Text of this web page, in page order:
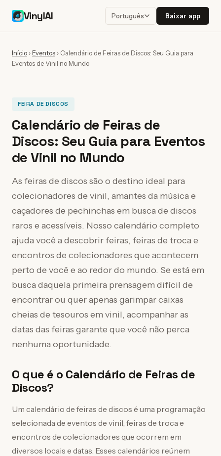
VinylAI Português Baixar app
Início ›Eventos › Calendário de Feiras de Discos: Seu Guia para
Eventos de Vinil no Mundo
FEIRA DE DISCOS
Calendário de Feiras de
Discos: Seu Guia para Eventos
de Vinil no Mundo
As feiras de discos são o destino ideal para
colecionadores de vinil, amantes da música e
caçadores de pechinchas em busca de discos
raros e acessíveis. Nosso calendário completo
ajuda você a descobrir feiras, feiras de troca e
encontros de colecionadores que acontecem
perto de você e ao redor do mundo. Se está em
busca daquela primeira prensagem difícil de
encontrar ou quer apenas garimpar caixas
cheias de tesouros em vinil, acompanhar as
datas das feiras garante que você não perca
nenhuma oportunidade.
O que é o Calendário de Feiras de
Discos?
Um calendário de feiras de discos é uma programação
selecionada de eventos de vinil, feiras de troca e
encontros de colecionadores que ocorrem em
diversos locais e datas. Esses calendários reúnem